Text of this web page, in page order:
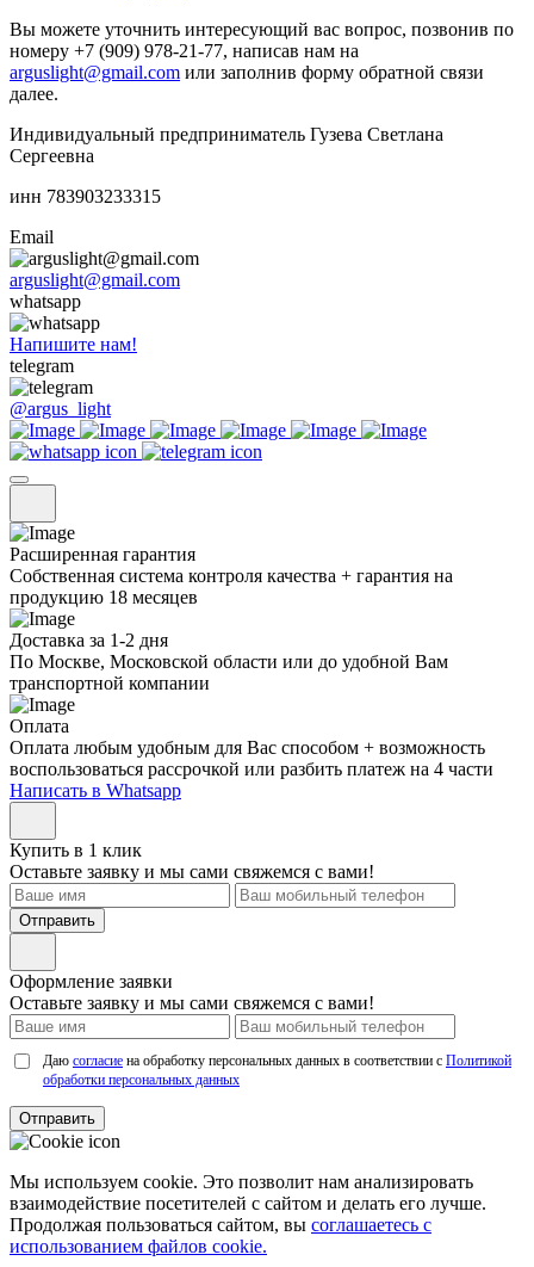
Вы можете уточнить интересующий вас вопрос, позвонив по
номеру +7 (909) 978-21-77, написав нам на
arguslight@gmail.com или заполнив форму обратной связи
далее.
Индивидуальный предприниматель Гузева Светлана
Сергеевна
инн 783903233315
Email
arguslight@gmail.com
whatsapp
Напишите нам!
telegram
@argus_light
Расширенная гарантия
Собственная система контроля качества + гарантия на
продукцию 18 месяцев
Доставка за 1-2 дня
По Москве, Московской области или до удобной Вам
транспортной компании
Оплата
Оплата любым удобным для Вас способом + возможность
воспользоваться рассрочкой или разбить платеж на 4 части
Написать в Whatsapp
Купить в 1 клик
Оставьте заявку и мы сами свяжемся с вами!
Отправить
Оформление заявки
Оставьте заявку и мы сами свяжемся с вами!
Даю согласие на обработку персональных данных в соответствии с Политикой
обработки персональных данных
Отправить
Мы используем cookie. Это позволит нам анализировать
взаимодействие посетителей с сайтом и делать его лучше.
Продолжая пользоваться сайтом, вы соглашаетесь с
использованием файлов cookie.